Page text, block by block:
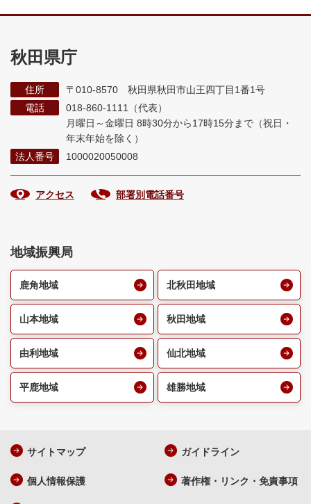
秋田県庁
住所
〒010-8570 秋田県秋田市山王四丁目1番1号
電話
018-860-1111（代表）
月曜日～金曜日 8時30分から17時15分まで （祝日・
年末年始を除く）
法人番号
1000020050008
アクセス 部署別電話番号
地域振興局
鹿角地域 北秋田地域
山本地域 秋田地域
由利地域 仙北地域
平鹿地域 雄勝地域
サイトマップ ガイドライン
個人情報保護 著作権・リンク・免責事項